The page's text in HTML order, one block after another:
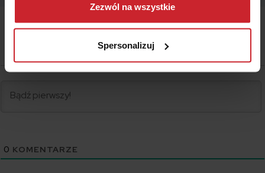
można się z nami skontaktować i w jaki sposób
przetwarzamy dane osobowe w ramachPolityki
Zezwól na wszystkie
Spersonalizuj
0 KOMENTARZE